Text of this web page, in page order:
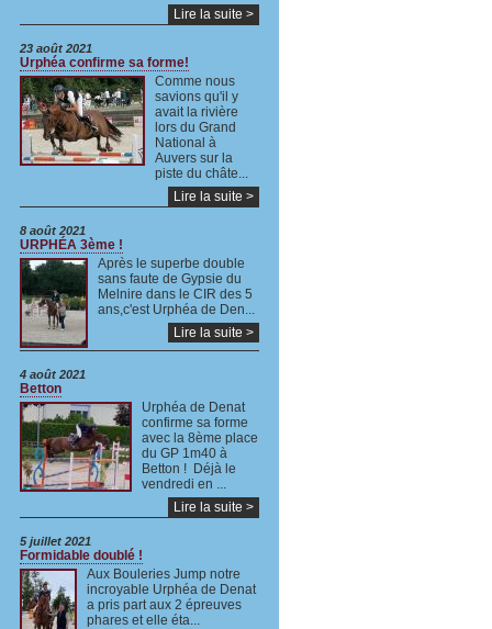
Lire la suite >
23 août 2021
Urphéa confirme sa forme!
Comme nous
savions qu'il y
avait la rivière
lors du Grand
National à
Auvers sur la
piste du châte...
Lire la suite >
8 août 2021
URPHÉA 3ème !
Après le superbe double
sans faute de Gypsie du
Melnire dans le CIR des 5
ans,c'est Urphéa de Den...
Lire la suite >
4 août 2021
Betton
Urphéa de Denat
confirme sa forme
avec la 8ème place
du GP 1m40 à
Betton ! Déjà le
vendredi en ...
Lire la suite >
5 juillet 2021
Formidable doublé !
Aux Bouleries Jump notre
incroyable Urphéa de Denat
a pris part aux 2 épreuves
phares et elle éta...